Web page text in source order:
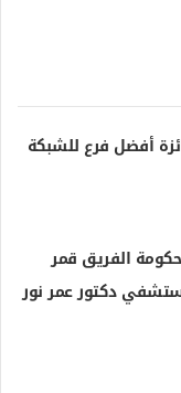
أفضل فرع للشبكة
حكومة الفريق قمر
دكتور عمر نور